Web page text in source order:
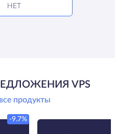
НЕТ
VPS
продукты
-9.7%